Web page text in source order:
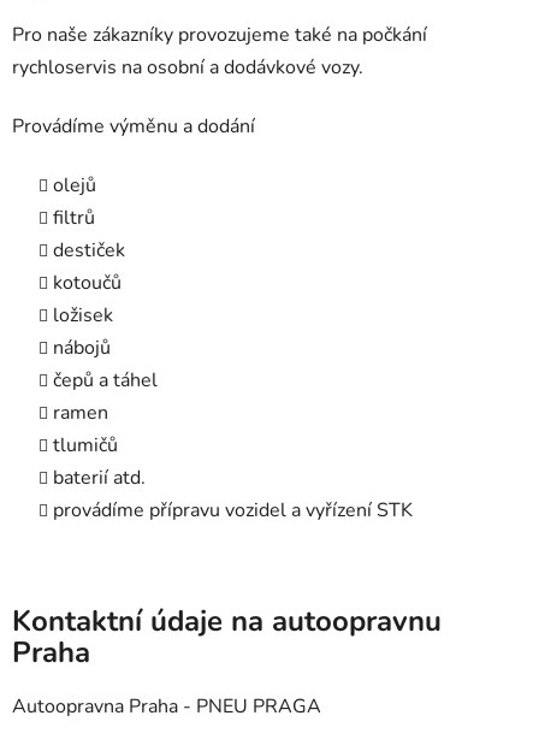
Pro naše zákazníky provozujeme také na počkání
rychloservis na osobní a dodávkové vozy.
Provádíme výměnu a dodání
olejů
filtrů
destiček
kotoučů
ložisek
nábojů
čepů a táhel
ramen
tlumičů
baterií atd.
provádíme přípravu vozidel a vyřízení STK
Kontaktní údaje na autoopravnu
Praha
Autoopravna Praha - PNEU PRAGA